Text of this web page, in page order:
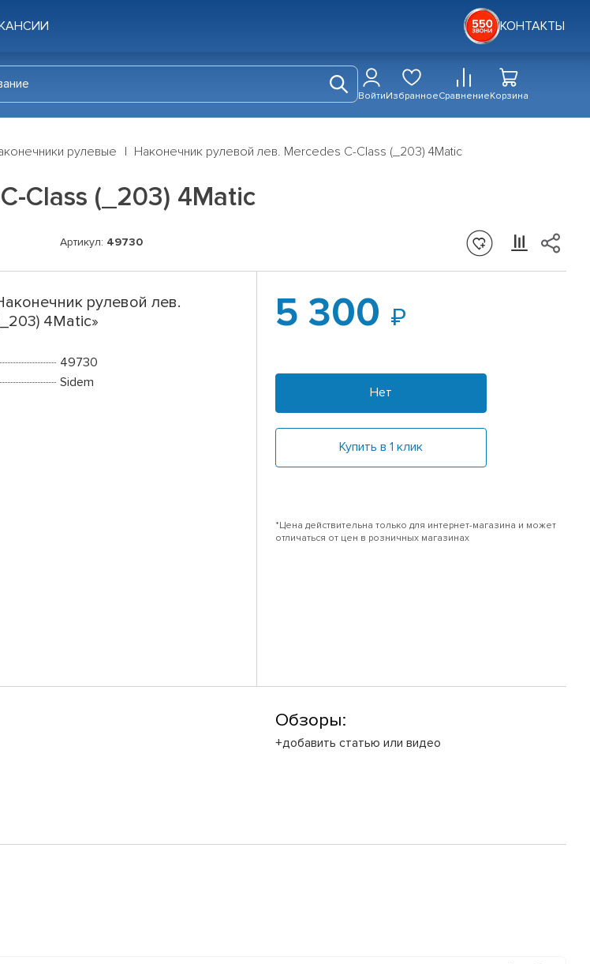
КОНТАКТЫ
ВойтиИзбранноеСравнениеКорзина
рулевые Наконечник рулевой лев. Mercedes C-Class (_203) 4Matic
Class (_203) 4Matic
Артикул: 49730
рулевой лев.
4Matic»
49730
Sidem
5 300
Нет
Купить в 1 клик
*Цена действительна только для интернет-магазина и может
отличаться от цен в розничных магазинах
Обзоры:
+добавить статью или видео